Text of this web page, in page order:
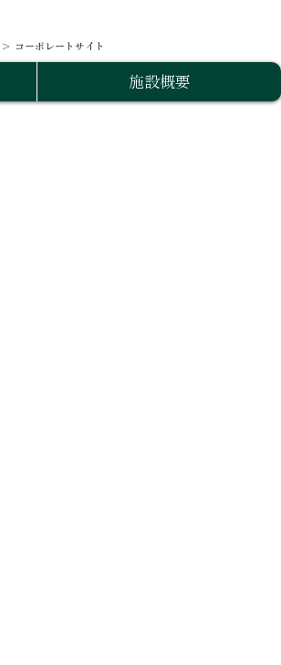
施設概要
＞ コーポレートサイト